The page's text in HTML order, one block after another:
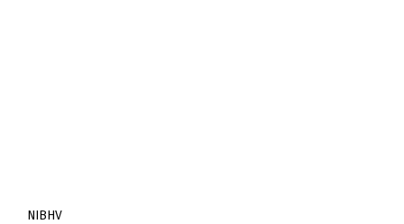
NIBHV